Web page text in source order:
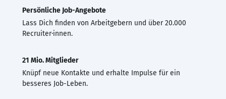
Persönliche Job-Angebote
Lass Dich finden von Arbeitgebern und über 20.000
Recruiter·innen.
21 Mio. Mitglieder
Knüpf neue Kontakte und erhalte Impulse für ein
besseres Job-Leben.